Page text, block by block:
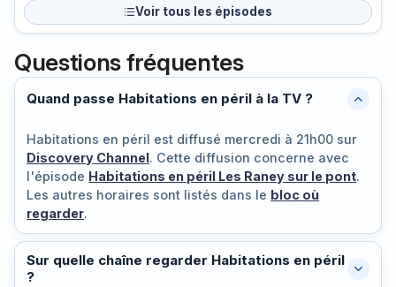
Voir tous les épisodes
Questions fréquentes
Quand passe Habitations en péril à la TV ?
Habitations en péril est diffusé mercredi à 21h00 sur
Discovery Channel. Cette diffusion concerne avec
l'épisode Habitations en péril Les Raney sur le pont.
Les autres horaires sont listés dans le bloc où
regarder.
Sur quelle chaîne regarder Habitations en péril
?